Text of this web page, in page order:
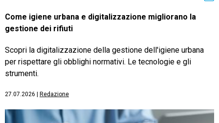
Come igiene urbana e digitalizzazione migliorano la
gestione dei rifiuti
Scopri la digitalizzazione della gestione dell'igiene urbana
per rispettare gli obblighi normativi. Le tecnologie e gli
strumenti.
27.07.2026 Redazione